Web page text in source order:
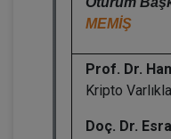
MEMİŞ
Prof. Dr.
Kripto
Doç. Dr.